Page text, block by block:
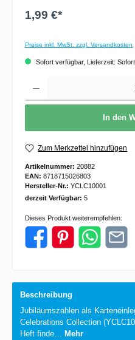
1,99 €*
Preise inkl. MwSt. zzgl. Versandkosten
Sofort verfügbar, Lieferzeit:
In den
Zum Merkzettel hinzufügen
Artikelnummer: 20882
EAN: 8718715026803
Hersteller-Nr.: YCLC10001
derzeit Verfügbar: 5
Dieses Produkt weiterempfehlen:
Beschreibung
Jubiläumszahlen als
Celebrations Collection
Heft finde… Mehr